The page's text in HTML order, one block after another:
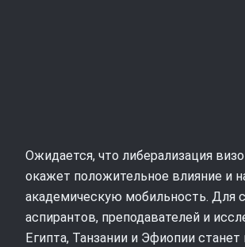
Ожидается, что либерализация
окажет положительное влияние и
академическую мобильность. Для
аспирантов, преподавателей и
Египта, Танзании и Эфиопии